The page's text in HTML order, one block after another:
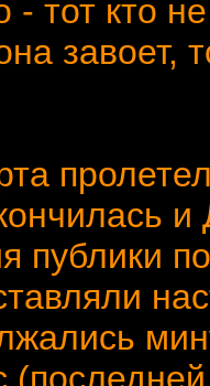
- тот кто
завоет,
пролетел
публики